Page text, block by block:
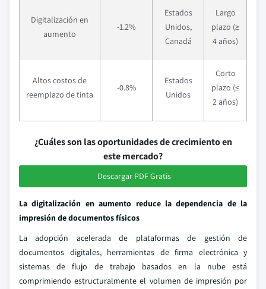
Digitalización en
aumento
-1.2%
Estados
Unidos,
Canadá
Largo
plazo (≥
4 años)
Altos costos de
reemplazo de tinta
-0.8%
Estados
Unidos
Corto
plazo (≤
2 años)
¿Cuáles son las oportunidades de crecimiento en
este mercado?
Descargar PDF Gratis
La digitalización en aumento reduce la dependencia de la
impresión de documentos físicos
La adopción acelerada de plataformas de gestión de
documentos digitales, herramientas de firma electrónica y
sistemas de flujo de trabajo basados en la nube está
comprimiendo estructuralmente el volumen de impresión por